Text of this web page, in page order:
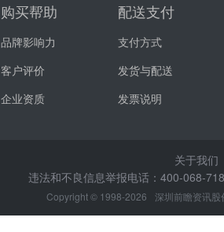
购买帮助
品牌影响力
客户评价
企业资质
配送支付
支付方式
发货与配送
发票说明
关于我们
违法和不良信息举报电话：400-068-
Copyright © 1998-2026 深圳前瞻资讯股